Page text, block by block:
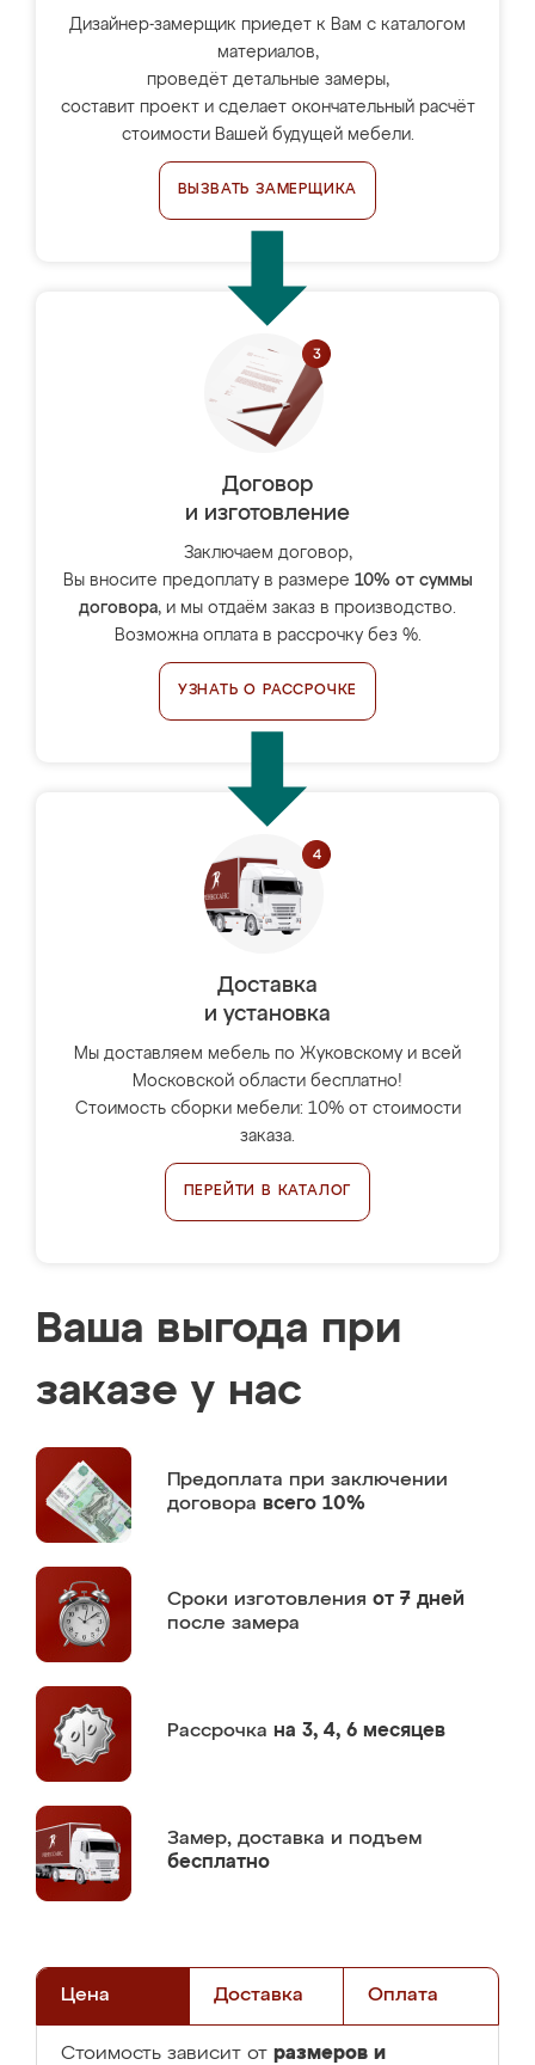
Дизайнер-замерщик приедет к Вам с каталогом
материалов,
проведёт детальные замеры,
составит проект и сделает окончательный расчёт
стоимости Вашей будущей мебели.
ВЫЗВАТЬ ЗАМЕРЩИКА
Договор
и изготовление
Заключаем договор,
Вы вносите предоплату в размере 10% от суммы
договора, и мы отдаём заказ в производство.
Возможна оплата в рассрочку без %.
УЗНАТЬ О РАССРОЧКЕ
Доставка
и установка
Мы доставляем мебель по Жуковскому и всей
Московской области бесплатно!
Стоимость сборки мебели: 10% от стоимости
заказа.
ПЕРЕЙТИ В КАТАЛОГ
Ваша выгода при
заказе у нас
Предоплата при заключении
договора всего 10%
Сроки изготовления от 7 дней
после замера
Рассрочка на 3, 4, 6 месяцев
Замер, доставка и подъем
бесплатно
Цена Доставка Оплата
Стоимость зависит от размеров и